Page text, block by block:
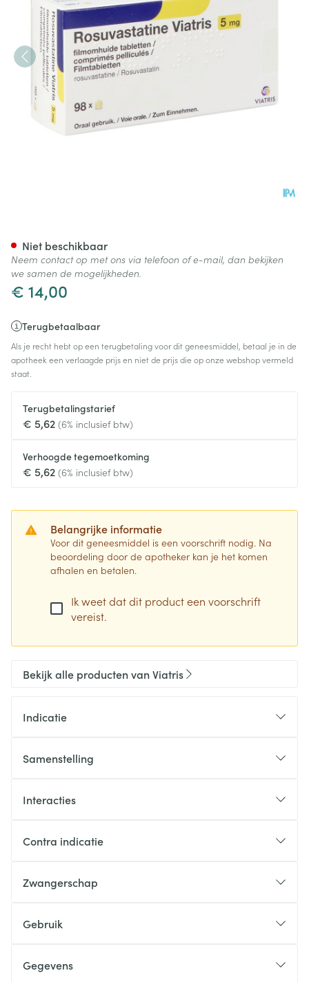
€ 14,00
Terugbetaalbaar
Als je recht hebt op een terugbetaling voor dit geneesmiddel, betaal je in de
apotheek een verlaagde prijs en niet de prijs die op onze webshop vermeld
staat.
Terugbetalingstarief
€ 5,62 (6% inclusief btw)
Verhoogde tegemoetkoming
€ 5,62 (6% inclusief btw)
Belangrijke informatie
Voor dit geneesmiddel is een voorschrift nodig. Na
beoordeling door de apotheker kan je het komen
afhalen en betalen.
Ik weet dat dit product een voorschrift
vereist.
Niet beschikbaar
Neem contact op met ons via telefoon of e-mail, dan bekijken
we samen de mogelijkheden.
Bekijk alle producten van Viatris
Indicatie
Samenstelling
Interacties
Contra indicatie
Zwangerschap
Gebruik
Gegevens